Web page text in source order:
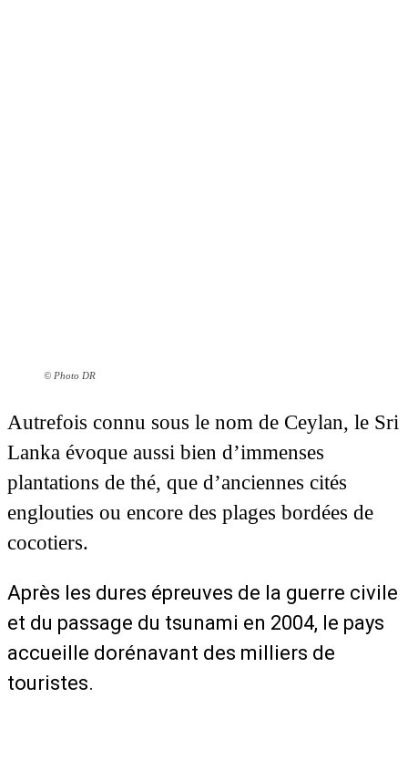
© Photo DR
Autrefois connu sous le nom de Ceylan, le Sri
Lanka évoque aussi bien d’immenses
plantations de thé, que d’anciennes cités
englouties ou encore des plages bordées de
cocotiers.
Après les dures épreuves de la guerre civile
et du passage du tsunami en 2004, le pays
accueille dorénavant des milliers de
touristes.